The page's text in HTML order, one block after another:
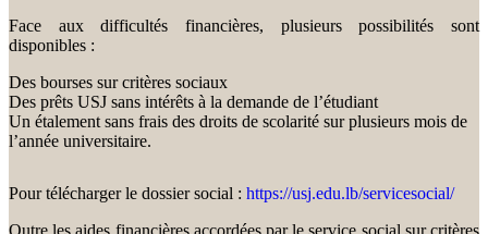
Face aux difficultés financières, plusieurs possibilités sont
disponibles :
Des bourses sur critères sociaux
Des prêts USJ sans intérêts à la demande de l’étudiant
Un étalement sans frais des droits de scolarité sur plusieurs mois de
l’année universitaire.
Pour télécharger le dossier social : https://usj.edu.lb/servicesocial/